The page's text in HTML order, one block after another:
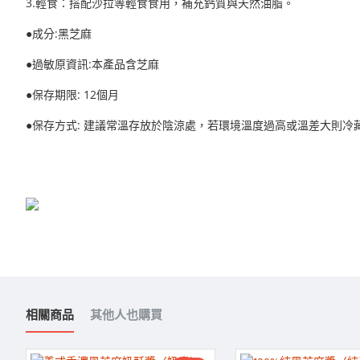
●成分:黑芝麻
●過敏原資訊:本產品含芝麻
●保存期限: 12個月
●保存方式: 建議常溫存放於陰涼處，若環境溫度過高或溫差大則冷
相關商品 其他人也購買